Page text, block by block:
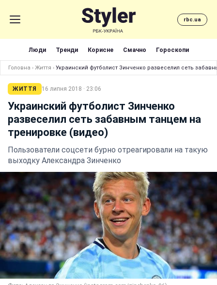
rbc.ua
Люди Тренди Корисне Смачно Гороскопи
Головна › Життя › Украинский футболист Зинченко развеселил сеть
ЖИТТЯ 16 липня 2018 · 23:06
Украинский футболист Зинченко
развеселил сеть забавным танцем на
тренировке (видео)
Пользователи соцсети бурно отреагировали на такую
выходку Александра Зинченко